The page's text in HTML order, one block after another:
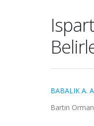
BABALIK A.
Bartın